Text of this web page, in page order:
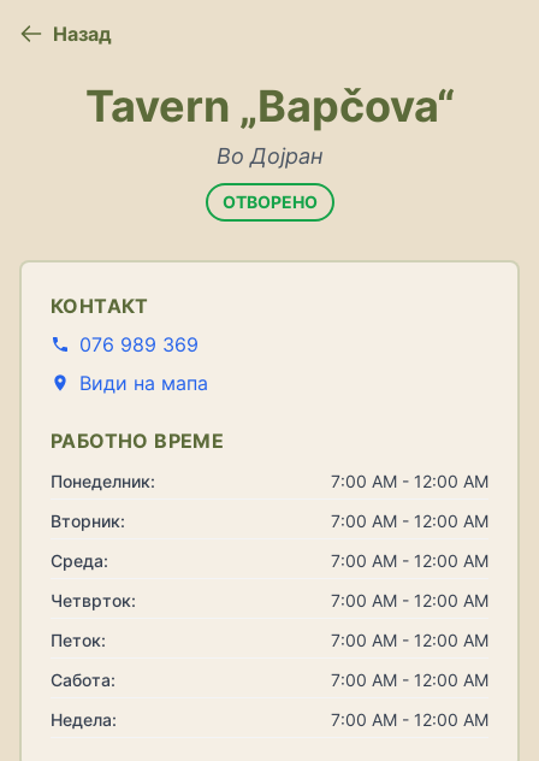
Назад
Tavern „Bapčova“
Во Дојран
ОТВОРЕНО
КОНТАКТ
076 989 369
Види на мапа
РАБОТНО ВРЕМЕ
Понеделник:
7:00 AM - 12:00 AM
Вторник:
7:00 AM - 12:00 AM
Среда:
7:00 AM - 12:00 AM
Четврток:
7:00 AM - 12:00 AM
Петок:
7:00 AM - 12:00 AM
Сабота:
7:00 AM - 12:00 AM
Недела:
7:00 AM - 12:00 AM